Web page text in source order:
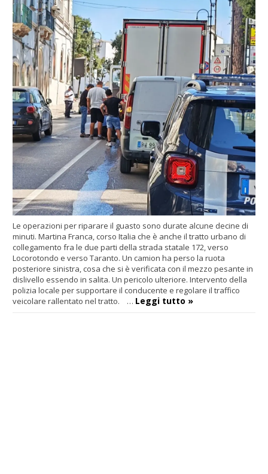
Le operazioni per riparare il guasto sono durate alcune decine di
minuti. Martina Franca, corso Italia che è anche il tratto urbano di
collegamento fra le due parti della strada statale 172, verso
Locorotondo e verso Taranto. Un camion ha perso la ruota
posteriore sinistra, cosa che si è verificata con il mezzo pesante in
dislivello essendo in salita. Un pericolo ulteriore. Intervento della
polizia locale per supportare il conducente e regolare il traffico
veicolare rallentato nel tratto. … Leggi tutto »